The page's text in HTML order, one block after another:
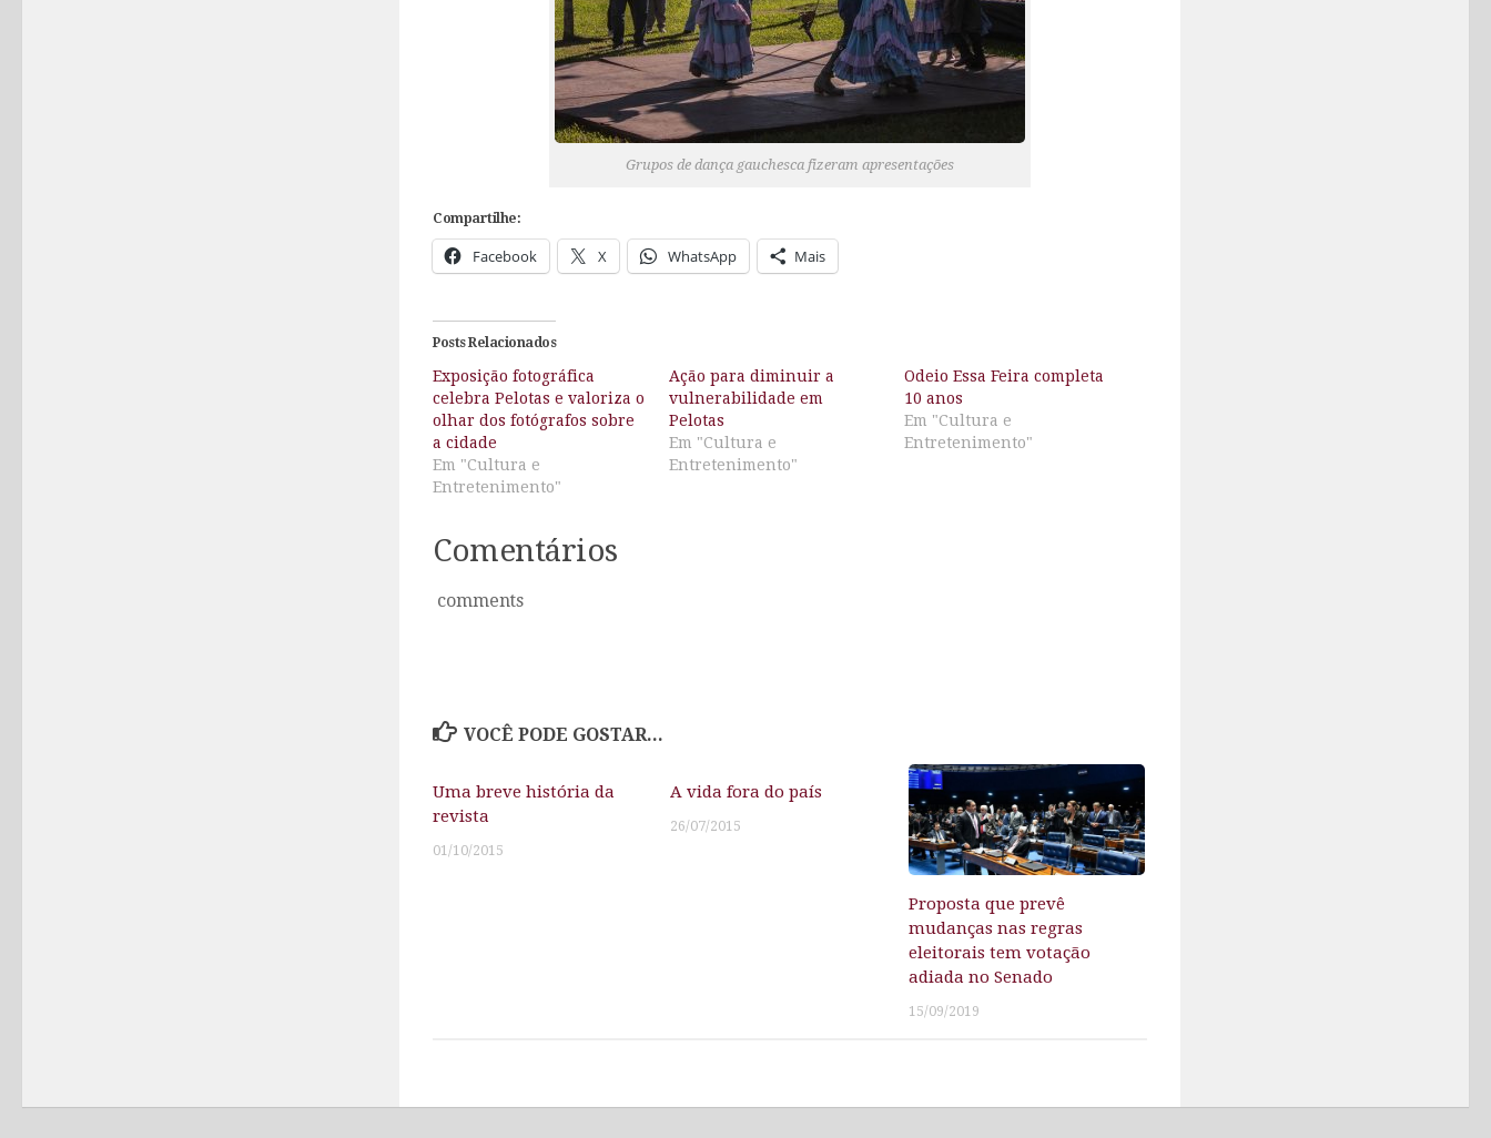
Grupos de dança gauchesca fizeram apresentações
Compartilhe:
Facebook X WhatsApp Mais
Posts Relacionados
Exposição fotográfica
celebra Pelotas e valoriza o
olhar dos fotógrafos sobre
a cidade
Em "Cultura e
Entretenimento"
Ação para diminuir a
vulnerabilidade em
Pelotas
Em "Cultura e
Entretenimento"
Odeio Essa Feira completa
10 anos
Em "Cultura e
Entretenimento"
Comentários
comments
VOCÊ PODE GOSTAR...
Uma breve história da
revista
01/10/2015
A vida fora do país
26/07/2015
Proposta que prevê
mudanças nas regras
eleitorais tem votação
adiada no Senado
15/09/2019